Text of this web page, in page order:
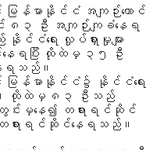
ာနိုင်ငံ အကျဉ်းထောင်
း ၈၃ ဦး အကျဉ်းကျခံနေရ
ရေး လှုပ်ရှားမှုများ
ေရပြီး ထိုထဲမှ ၃၅ ဦး
ေရသည်။
မာနိုင်ငံ၌ နိုင်ငံရေး
ည်။ ထိုထဲမှ ၈၃ ဦးသည်
တွင်းမှနေ၍ တရားရင်ဆိုင်
ရားရင်ဆိုင်နေရသည်။